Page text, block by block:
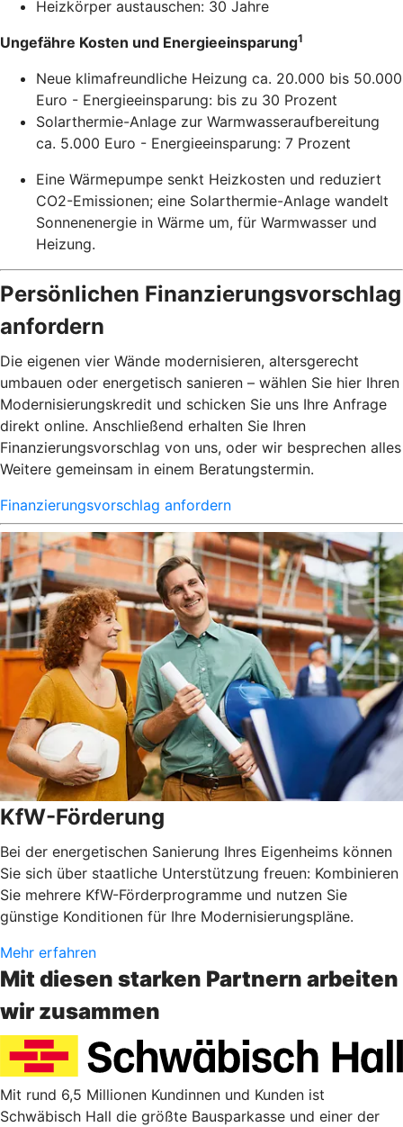
Heizkörper austauschen: 30 Jahre
Ungefähre Kosten und Energieeinsparung1
Neue klimafreundliche Heizung ca. 20.000 bis 50.000
Euro - Energieeinsparung: bis zu 30 Prozent
Solarthermie-Anlage zur Warmwasseraufbereitung
ca. 5.000 Euro - Energieeinsparung: 7 Prozent
Eine Wärmepumpe senkt Heizkosten und reduziert
CO2-Emissionen; eine Solarthermie-Anlage wandelt
Sonnenenergie in Wärme um, für Warmwasser und
Heizung.
Persönlichen Finanzierungsvorschlag
anfordern
Die eigenen vier Wände modernisieren, altersgerecht
umbauen oder energetisch sanieren – wählen Sie hier Ihren
Modernisierungskredit und schicken Sie uns Ihre Anfrage
direkt online. Anschließend erhalten Sie Ihren
Finanzierungsvorschlag von uns, oder wir besprechen alles
Weitere gemeinsam in einem Beratungstermin.
Finanzierungsvorschlag anfordern
KfW-Förderung
Bei der energetischen Sanierung Ihres Eigenheims können
Sie sich über staatliche Unterstützung freuen: Kombinieren
Sie mehrere KfW-Förderprogramme und nutzen Sie
günstige Konditionen für Ihre Modernisierungspläne.
Mehr erfahren
Mit diesen starken Partnern arbeiten
wir zusammen
Mit rund 6,5 Millionen Kundinnen und Kunden ist
Schwäbisch Hall die größte Bausparkasse und einer der